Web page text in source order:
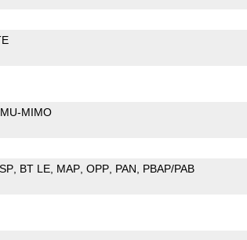
MU-MIMO
BT LE MAP OPP PAN PBAP/PAB